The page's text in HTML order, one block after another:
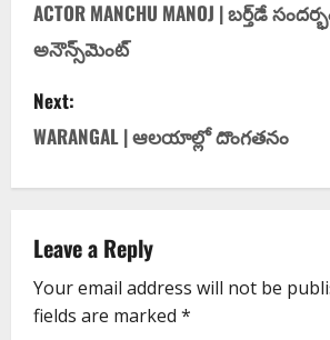
ACTOR MANCHU MANOJ | బర్త్‌డే
అనౌన్స్‌మెంట్
Next:
WARANGAL | ఆలయాల్లో దొంగతనం
Leave a Reply
Your email address will not be
fields are marked *